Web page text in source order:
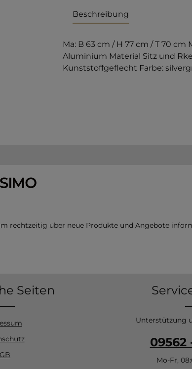
Beschreibung
Ma: B 63 cm / H 77 cm / T 70 cm
Aluminium Material Sitz und
Kunststoffgeflecht Farbe:
rechtzeitig über neue Produkte und Angebote
Seiten
Unterstützung
09562
Mo-Fr,